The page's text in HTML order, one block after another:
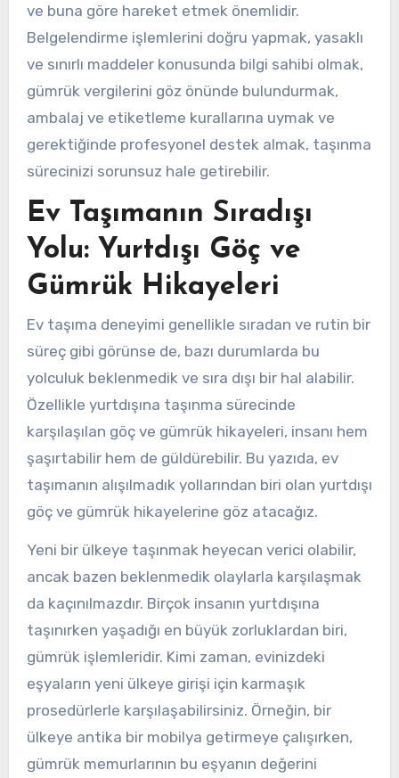
ve buna göre hareket etmek önemlidir.
Belgelendirme işlemlerini doğru yapmak, yasaklı
ve sınırlı maddeler konusunda bilgi sahibi olmak,
gümrük vergilerini göz önünde bulundurmak,
ambalaj ve etiketleme kurallarına uymak ve
gerektiğinde profesyonel destek almak, taşınma
sürecinizi sorunsuz hale getirebilir.
Ev Taşımanın Sıradışı
Yolu: Yurtdışı Göç ve
Gümrük Hikayeleri
Ev taşıma deneyimi genellikle sıradan ve rutin bir
süreç gibi görünse de, bazı durumlarda bu
yolculuk beklenmedik ve sıra dışı bir hal alabilir.
Özellikle yurtdışına taşınma sürecinde
karşılaşılan göç ve gümrük hikayeleri, insanı hem
şaşırtabilir hem de güldürebilir. Bu yazıda, ev
taşımanın alışılmadık yollarından biri olan yurtdışı
göç ve gümrük hikayelerine göz atacağız.
Yeni bir ülkeye taşınmak heyecan verici olabilir,
ancak bazen beklenmedik olaylarla karşılaşmak
da kaçınılmazdır. Birçok insanın yurtdışına
taşınırken yaşadığı en büyük zorluklardan biri,
gümrük işlemleridir. Kimi zaman, evinizdeki
eşyaların yeni ülkeye girişi için karmaşık
prosedürlerle karşılaşabilirsiniz. Örneğin, bir
ülkeye antika bir mobilya getirmeye çalışırken,
gümrük memurlarının bu eşyanın değerini